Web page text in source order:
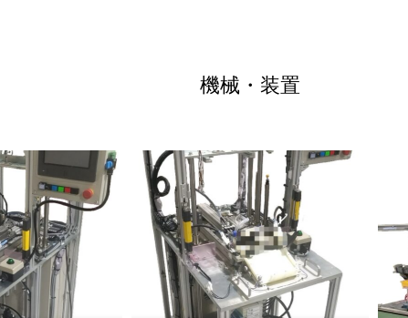
機械・装置